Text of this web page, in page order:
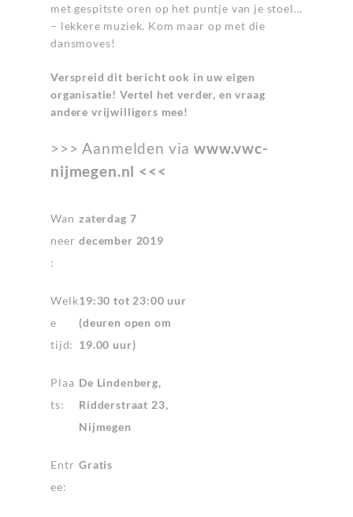
met gespitste oren op het puntje van je stoel…
– lekkere muziek. Kom maar op met die
dansmoves!
Verspreid dit bericht ook in uw eigen
organisatie! Vertel het verder, en vraag
andere vrijwilligers mee!
>>> Aanmelden viawww.vwc-
nijmegen.nl <<<
Wan
neer
:
zaterdag 7
december 2019
Welk
e
tijd:
19:30 tot 23:00 uur
(deuren open om
19.00 uur)
Plaa
ts:
De Lindenberg,
Ridderstraat 23,
Nijmegen
Entr
ee:
Gratis